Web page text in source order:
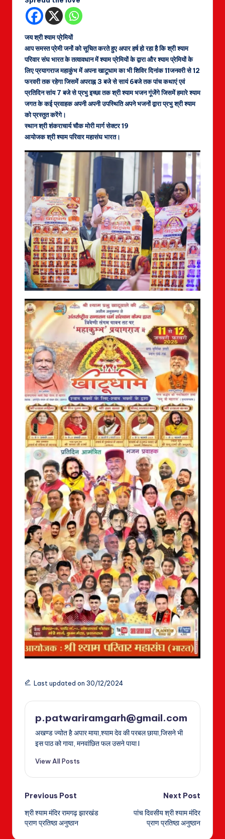
जय श्री श्याम प्रेमियों
आप समस्त प्रेमी जनों को सूचित करते हुए अपार हर्ष हो रहा है कि श्री श्याम
परिवार संघ भारत के तत्वावधान में श्याम प्रेमियों के द्वारा और श्याम प्रेमियों के
लिए प्रयागराज महाकुंभ में अपना खाटूधाम का भी शिविर दिनांक 11जनवरी से 12
फरवरी तक रहेगा जिसमें अपराह्न 3 बजे से सायं 6बजे तक पांच कथाएं एवं
प्रतिदिन सांय 7 बजे से प्रभु इच्छा तक श्री श्याम भजन गूंजेंगे जिसमें हमारे श्याम
जगत के कई प्रवाहक अपनी अपनी उपस्थिति अपने भजनों द्वारा प्रभु श्री श्याम
को प्रस्तुत करेंगे।
स्थान श्री शंकराचार्य चौक मोरी मार्ग सेक्टर 19
आयोजक श्री श्याम परिवार महासंघ भारत।
Last updated on 30/12/2024
p.patwariramgarh@gmail.com
अखण्ड ज्योत है अपार माया,श्याम देव की परबल छाया,जिसने भी
इस पाठ को गाया, मनवांछित फल उसने पाया I
View All Posts
Post
navigation
Previous Post
श्री श्याम मंदिर रामगढ़ झारखंड
प्राण प्रतिष्ठा अनुष्ठान
Next Post
पांच दिवसीय श्री श्याम मंदिर
प्राण प्रतिष्ठा अनुष्ठान